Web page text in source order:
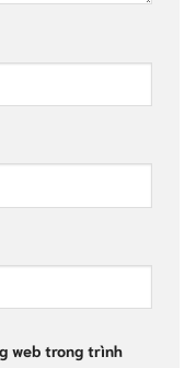
web trong trình